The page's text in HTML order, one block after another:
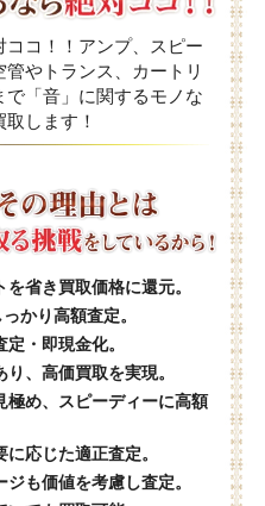
コ！！アンプ、スピー
やトランス、カートリ
「音」に関するモノな
します！
省き買取価格に還元。
かり高額査定。
・即現金化。
、高価買取を実現。
極め、スピーディーに高額
応じた適正査定。
も価値を考慮し査定。